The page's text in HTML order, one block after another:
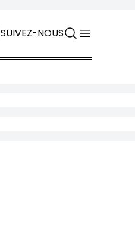
SUIVEZ-NOUS